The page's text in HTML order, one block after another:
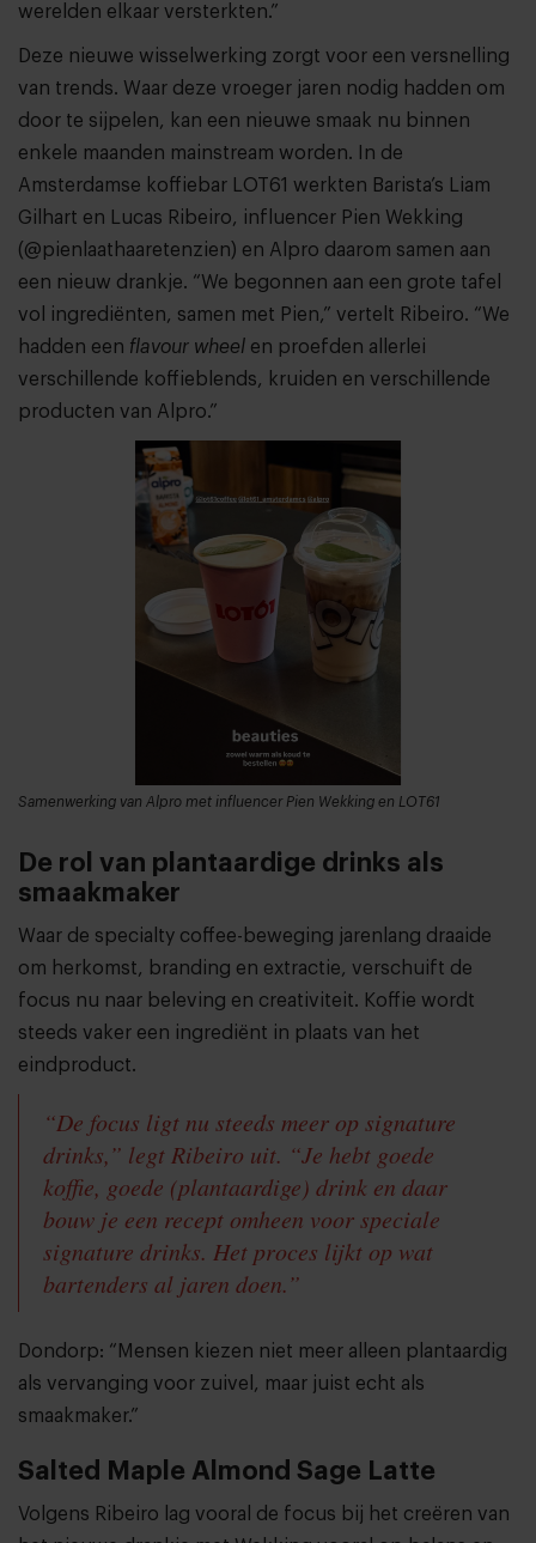
werelden elkaar versterkten.”
Deze nieuwe wisselwerking zorgt voor een versnelling
van trends. Waar deze vroeger jaren nodig hadden om
door te sijpelen, kan een nieuwe smaak nu binnen
enkele maanden mainstream worden. In de
Amsterdamse koffiebar LOT61 werkten Barista’s Liam
Gilhart en Lucas Ribeiro, influencer Pien Wekking
(@pienlaathaaretenzien) en Alpro daarom samen aan
een nieuw drankje. “We begonnen aan een grote tafel
vol ingrediënten, samen met Pien,” vertelt Ribeiro. “We
hadden een flavour wheel en proefden allerlei
verschillende koffieblends, kruiden en verschillende
producten van Alpro.”
Samenwerking van Alpro met influencer Pien Wekking en LOT61
De rol van plantaardige drinks als
smaakmaker
Waar de specialty coffee-beweging jarenlang draaide
om herkomst, branding en extractie, verschuift de
focus nu naar beleving en creativiteit. Koffie wordt
steeds vaker een ingrediënt in plaats van het
eindproduct.
“De focus ligt nu steeds meer op signature
drinks,” legt Ribeiro uit. “Je hebt goede
koffie, goede (plantaardige) drink en daar
bouw je een recept omheen voor speciale
signature drinks. Het proces lijkt op wat
bartenders al jaren doen.”
Dondorp: “Mensen kiezen niet meer alleen plantaardig
als vervanging voor zuivel, maar juist echt als
smaakmaker.”
Salted Maple Almond Sage Latte
Volgens Ribeiro lag vooral de focus bij het creëren van